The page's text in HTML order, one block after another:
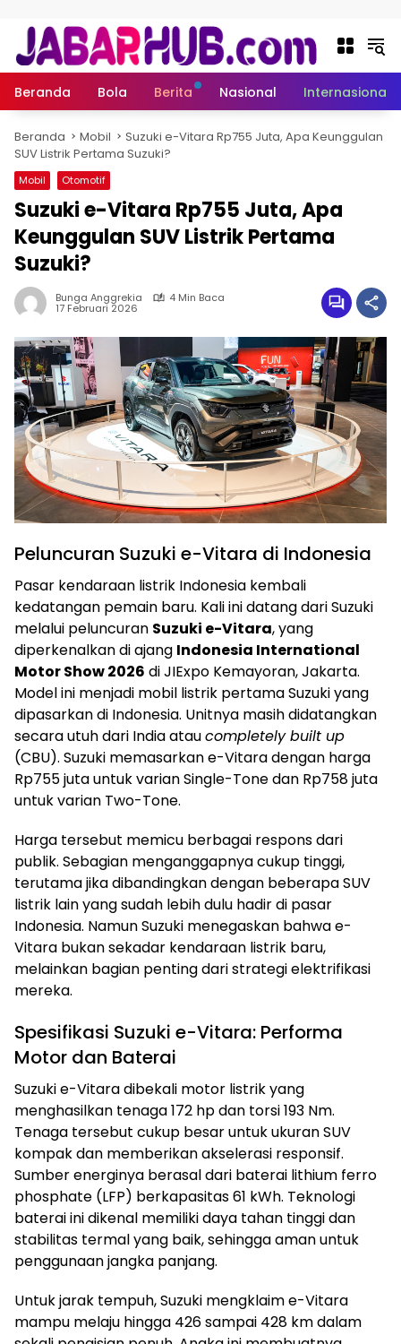
Beranda Bola Berita Nasional Internasional
Beranda Mobil
Suzuki e-Vitara Rp755 Juta, Apa Keunggulan
SUV Listrik Pertama Suzuki?
Mobil Otomotif
Suzuki e-Vitara Rp755 Juta, Apa
Keunggulan SUV Listrik Pertama
Suzuki?
Bunga Anggrekia 4 Min Baca
17 Februari 2026
Peluncuran Suzuki e-Vitara di Indonesia
Pasar kendaraan listrik Indonesia kembali
kedatangan pemain baru. Kali ini datang dari Suzuki
melalui peluncuran Suzuki e-Vitara, yang
diperkenalkan di ajang Indonesia International
Motor Show 2026 di JIExpo Kemayoran, Jakarta.
Model ini menjadi mobil listrik pertama Suzuki yang
dipasarkan di Indonesia. Unitnya masih didatangkan
secara utuh dari India ataucompletely built up
(CBU). Suzuki memasarkan e-Vitara dengan harga
Rp755 juta untuk varian Single-Tone dan Rp758 juta
untuk varian Two-Tone.
Harga tersebut memicu berbagai respons dari
publik. Sebagian menganggapnya cukup tinggi,
terutama jika dibandingkan dengan beberapa SUV
listrik lain yang sudah lebih dulu hadir di pasar
Indonesia. Namun Suzuki menegaskan bahwa e-
Vitara bukan sekadar kendaraan listrik baru,
melainkan bagian penting dari strategi elektrifikasi
mereka.
Spesifikasi Suzuki e-Vitara: Performa
Motor dan Baterai
Suzuki e-Vitara dibekali motor listrik yang
menghasilkan tenaga 172 hp dan torsi 193 Nm.
Tenaga tersebut cukup besar untuk ukuran SUV
kompak dan memberikan akselerasi responsif.
Sumber energinya berasal dari baterai lithium ferro
phosphate (LFP) berkapasitas 61 kWh. Teknologi
baterai ini dikenal memiliki daya tahan tinggi dan
stabilitas termal yang baik, sehingga aman untuk
penggunaan jangka panjang.
Untuk jarak tempuh, Suzuki mengklaim e-Vitara
mampu melaju hingga 426 sampai 428 km dalam